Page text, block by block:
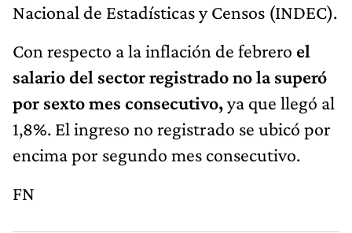
Nacional de Estadísticas y Censos (INDEC).
Con respecto a la inflación de febrero el
salario del sector registrado no la superó
por sexto mes consecutivo,ya que llegó al
1,8%. El ingreso no registrado se ubicó por
encima por segundo mes consecutivo.
FN